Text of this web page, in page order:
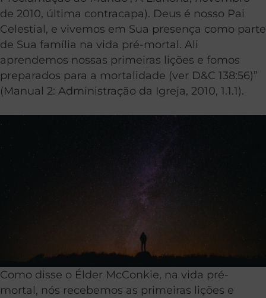
de 2010, última contracapa). Deus é nosso Pai
Celestial, e vivemos em Sua presença como parte
de Sua família na vida pré-mortal. Ali
aprendemos nossas primeiras lições e fomos
preparados para a mortalidade (ver D&C 138:56)”
(Manual 2: Administração da Igreja, 2010, 1.1.1).
Como disse o Élder McConkie, na vida pré-
mortal, nós recebemos as primeiras lições e